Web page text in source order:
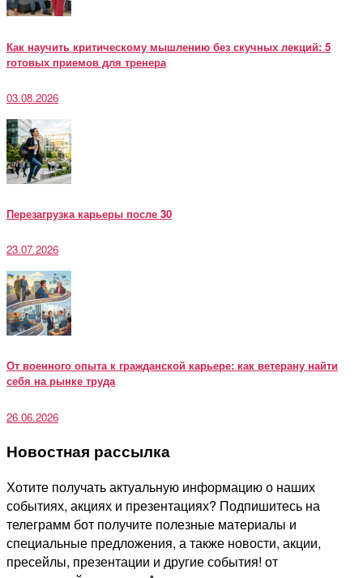
Как научить критическому мышлению без скучных лекций: 5
готовых приемов для тренера
03.08.2026
Перезагрузка карьеры после 30
23.07.2026
От военного опыта к гражданской карьере: как ветерану найти
себя на рынке труда
26.06.2026
Новостная рассылка
Хотите получать актуальную информацию о наших
событиях, акциях и презентациях? Подпишитесь на
телеграмм бот получите полезные материалы и
специальные предложения, а также новости, акции,
пресейлы, презентации и другие события! от